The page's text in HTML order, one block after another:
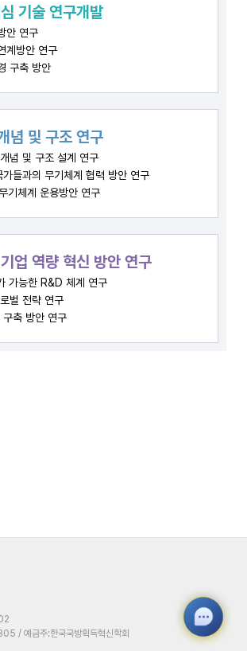
금주:한국국방획득혁신학회
기술 연구개발
안 연구
계방안 연구
구축 방안
념 및 구조 연구
념 및 구조 설계 연구
들과의 무기체계 협력 방안 연구
기체계 운용방안 연구
업 역량 혁신 방안 연구
가능한 R&D 체계 연구
벌 전략 연구
축 방안 연구